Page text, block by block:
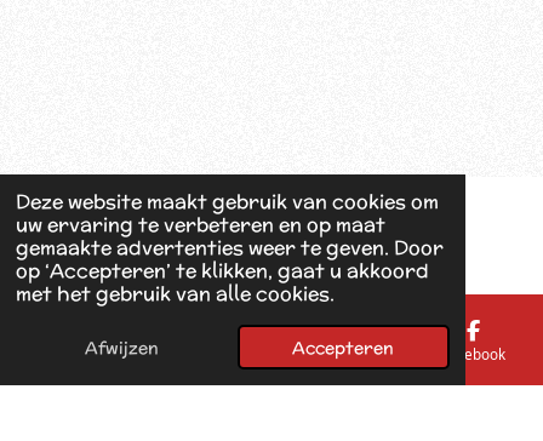
Deze website maakt gebruik van cookies om
uw ervaring te verbeteren en op maat
gemaakte advertenties weer te geven. Door
op ‘Accepteren’ te klikken, gaat u akkoord
met het gebruik van alle cookies.
Afwijzen Accepteren
E-mailadres Kaart Facebook